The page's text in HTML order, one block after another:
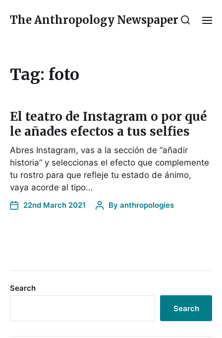
The Anthropology Newspaper
Tag: foto
El teatro de Instagram o por qué
le añades efectos a tus selfies
Abres Instagram, vas a la sección de “añadir
historia” y seleccionas el efecto que complemente
tu rostro para que refleje tu estado de ánimo,
vaya acorde al tipo…
22nd March 2021 By anthropologies
Search
Search